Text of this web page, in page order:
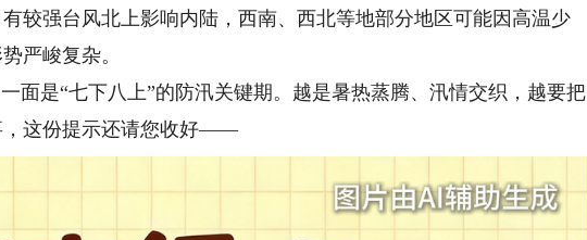
较强台风北上影响内陆，西南、西北等地部分地区可能因高温少
严峻复杂。
是“七下八上”的防汛关键期。越是暑热蒸腾、汛情交织，越要把
，这份提示还请您收好——